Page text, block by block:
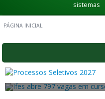
sistemas
PÁGINA INICIAL